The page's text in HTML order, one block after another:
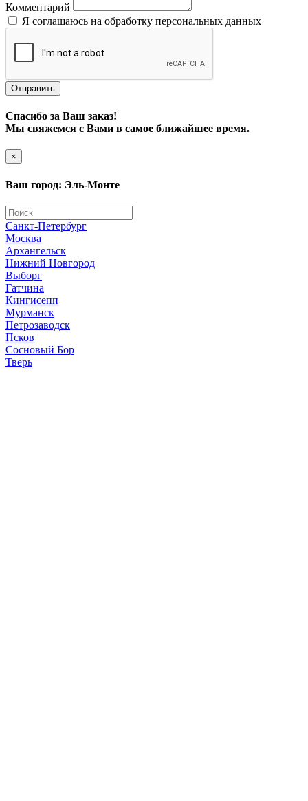
Комментарий
Я соглашаюсь на обработку персональных данных
Отправить
Спасибо за Ваш заказ!
Мы свяжемся с Вами в самое ближайшее время.
×
Ваш город: Эль-Монте
Санкт-Петербург
Москва
Архангельск
Нижний Новгород
Выборг
Гатчина
Кингисепп
Мурманск
Петрозаводск
Псков
Сосновый Бор
Тверь